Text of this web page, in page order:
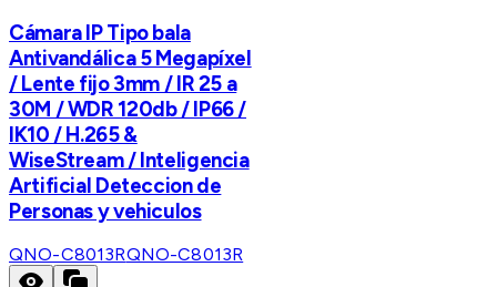
Cámara IP Tipo bala
Antivandálica 5 Megapíxel
/ Lente fijo 3mm / IR 25 a
30M / WDR 120db / IP66 /
IK10 / H.265 &
WiseStream / Inteligencia
Artificial Deteccion de
Personas y vehiculos
QNO-C8013RQNO-C8013R